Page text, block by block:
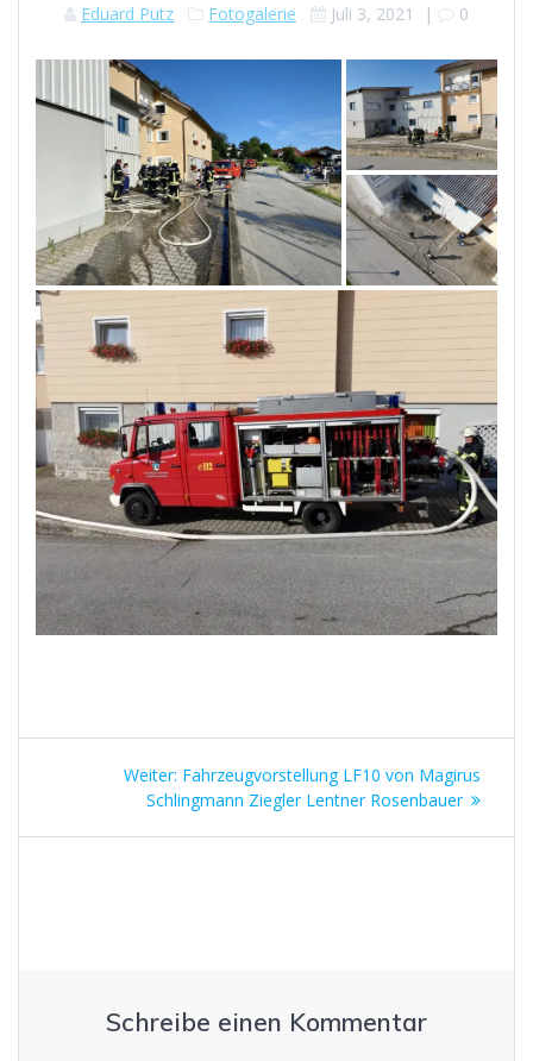
Eduard Putz Fotogalerie Juli 3, 2021 | 0
Beitrags-
Navigation
Weiter: Nächster
Beitrag:
Fahrzeugvorstellung LF10 von Magirus
Schlingmann Ziegler Lentner Rosenbauer
Schreibe einen Kommentar